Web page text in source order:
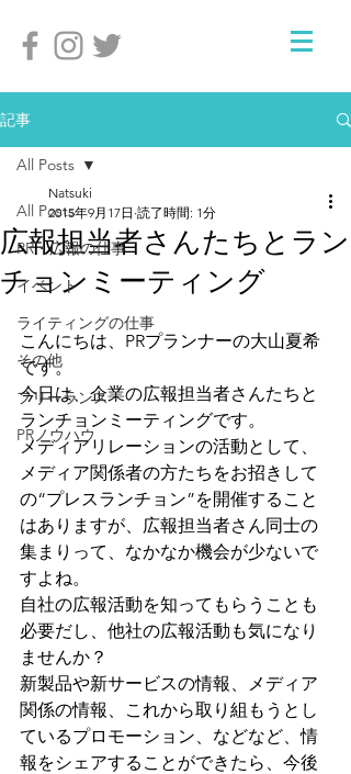
記事
All Posts
PR・広報の仕事
イベント
ライティングの仕事
その他
フリーランス
PRノウハウ
All Posts
広報担当者さんたちとラン
チョンミーティング
Natsuki
2015年9月17日 読了時間: 1分
こんにちは、PRプランナーの大山夏希
です。
今日は、企業の広報担当者さんたちと
ランチョンミーティングです。
メディアリレーションの活動として、
メディア関係者の方たちをお招きして
の“プレスランチョン”を開催すること
はありますが、広報担当者さん同士の
集まりって、なかなか機会が少ないで
すよね。
自社の広報活動を知ってもらうことも
必要だし、他社の広報活動も気になり
ませんか？
新製品や新サービスの情報、メディア
関係の情報、これから取り組もうとし
ているプロモーション、などなど、情
報をシェアすることができたら、今後